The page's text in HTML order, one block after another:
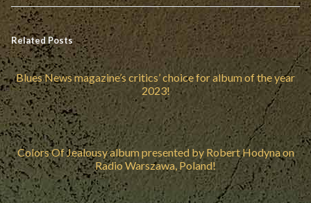
Related Posts
Blues News magazine’s critics’ choice for album of the year
2023!
Colors Of Jealousy album presented by Robert Hodyna on
Radio Warszawa, Poland!